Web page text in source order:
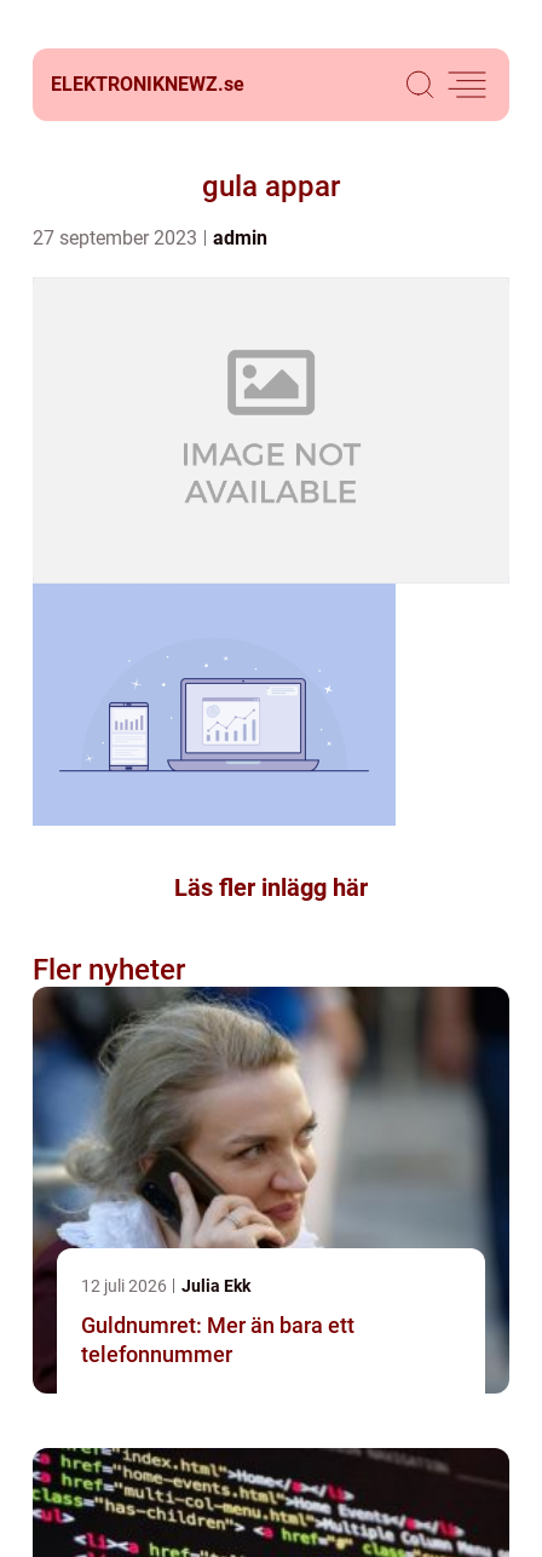
ELEKTRONIKNEWZ.se
gula appar
27 september 2023 admin
Läs fler inlägg här
Fler nyheter
12 juli 2026 Julia Ekk
Guldnumret: Mer än bara ett
telefonnummer